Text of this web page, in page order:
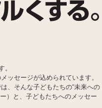
。
ッセージが込められています。
、そんな子どもたちの“未来への
）と、子どもたちへのメッセー